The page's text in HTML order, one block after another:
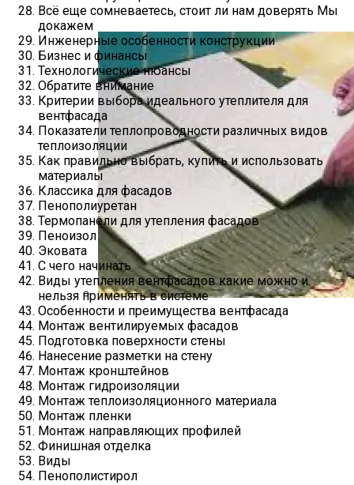
Теплых Полов
Нюансы Устройства Полов С
Подогревом В Квартире
Всё еще сомневаетесь, стоит ли нам доверять Мы
докажем
Инженерные особенности конструкции
Бизнес и финансы
Технологические нюансы
Обратите внимание
Критерии выбора идеального утеплителя для
вентфасада
Показатели теплопроводности различных видов
теплоизоляции
Как правильно выбрать, купить и использовать
материалы
Классика для фасадов
Пенополиуретан
Термопанели для утепления фасадов
Пеноизол
Эковата
С чего начинать
Виды утепления вентфасадов какие можно и
нельзя применять в системе
Особенности и преимущества вентфасада
Монтаж вентилируемых фасадов
Подготовка поверхности стены
Нанесение разметки на стену
Монтаж кронштейнов
Монтаж гидроизоляции
Монтаж теплоизоляционного материала
Монтаж пленки
Монтаж направляющих профилей
Финишная отделка
Виды
Пенополистирол